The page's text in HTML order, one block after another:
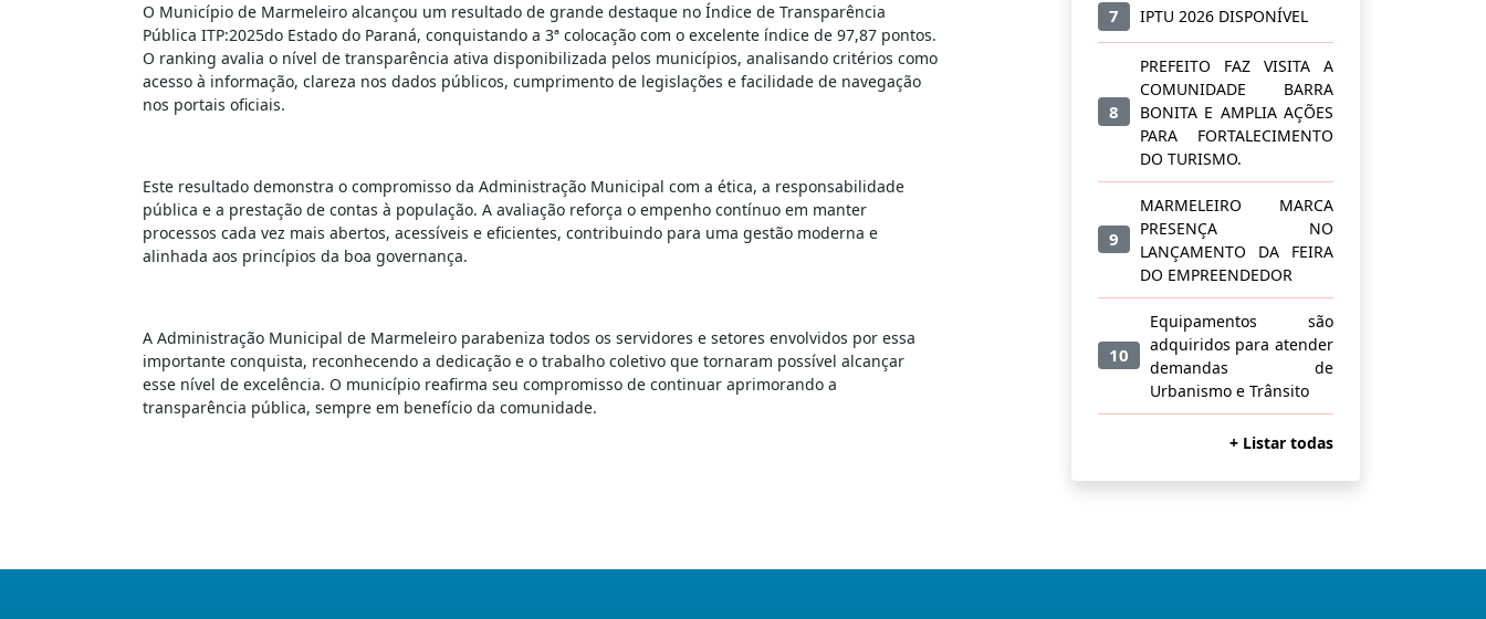
O Município de Marmeleiro alcançou um resultado de grande destaque no Índice de Transparência
Pública ITP:2025do Estado do Paraná, conquistando a 3ª colocação com o excelente índice de 97,87 pontos.
O ranking avalia o nível de transparência ativa disponibilizada pelos municípios, analisando critérios como
acesso à informação, clareza nos dados públicos, cumprimento de legislações e facilidade de navegação
nos portais oficiais.
Este resultado demonstra o compromisso da Administração Municipal com a ética, a responsabilidade
pública e a prestação de contas à população. A avaliação reforça o empenho contínuo em manter
processos cada vez mais abertos, acessíveis e eficientes, contribuindo para uma gestão moderna e
alinhada aos princípios da boa governança.
A Administração Municipal de Marmeleiro parabeniza todos os servidores e setores envolvidos por essa
importante conquista, reconhecendo a dedicação e o trabalho coletivo que tornaram possível alcançar
esse nível de excelência. O município reafirma seu compromisso de continuar aprimorando a
transparência pública, sempre em benefício da comunidade.
7 IPTU 2026 DISPONÍVEL
8
PREFEITO FAZ VISITA A
COMUNIDADE BARRA
BONITA E AMPLIA AÇÕES
PARA FORTALECIMENTO
DO TURISMO.
9
MARMELEIRO MARCA
PRESENÇA NO
LANÇAMENTO DA FEIRA
DO EMPREENDEDOR
10
Equipamentos são
adquiridos para atender
demandas de
Urbanismo e Trânsito
+ Listar todas